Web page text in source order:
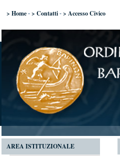
> Home - > Contatti - > Accesso Civico
AREA ISTITUZIONALE